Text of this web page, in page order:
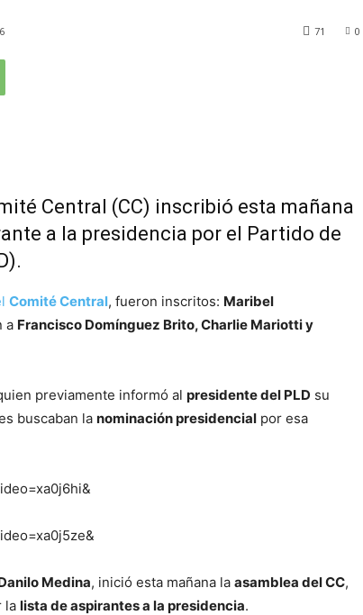
0
71
Central (CC) inscribió esta mañana
a la presidencia por el Partido de
Comité Central, fueron inscritos: Maribel
a Francisco Domínguez Brito, Charlie Mariotti y
previamente informó al presidente del PLD su
buscaban la nominación presidencial por esa
Medina, inició esta mañana la asamblea del CC,
la lista de aspirantes a la presidencia.